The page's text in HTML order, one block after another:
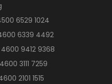
6529 1024
6339 4492
9412 9368
3111 7259
2101 1515